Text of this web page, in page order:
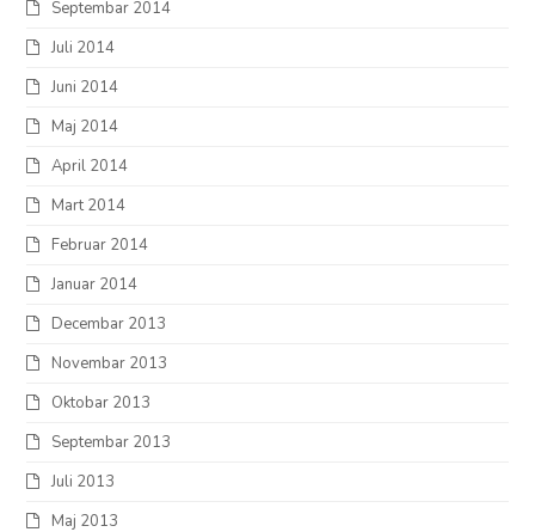
Septembar 2014
Juli 2014
Juni 2014
Maj 2014
April 2014
Mart 2014
Februar 2014
Januar 2014
Decembar 2013
Novembar 2013
Oktobar 2013
Septembar 2013
Juli 2013
Maj 2013